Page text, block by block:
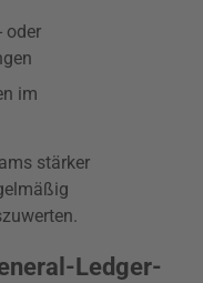
oder
im
stärker
Ledger-